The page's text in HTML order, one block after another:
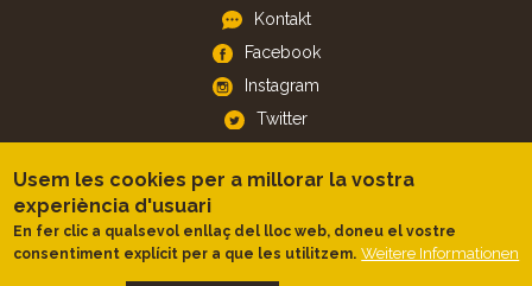
Kontakt
Facebook
Instagram
Twitter
APP
iOS
Android
Usem les cookies per a millorar la vostra
experiència d'usuari
En fer clic a qualsevol enllaç del lloc web, doneu el vostre
consentiment explícit per a que les utilitzem. Weitere Informationen